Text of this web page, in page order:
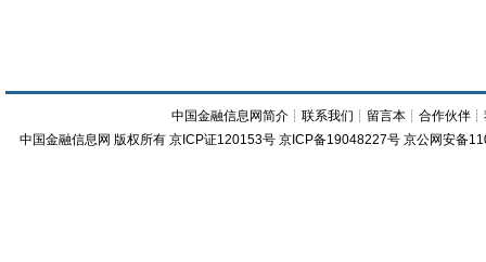
中国金融信息网简介 ┊联系我们 ┊ 留言本 ┊合作伙伴 ┊
中国金融信息网 版权所有 京ICP证120153号 京ICP备19048227号 京公网安备